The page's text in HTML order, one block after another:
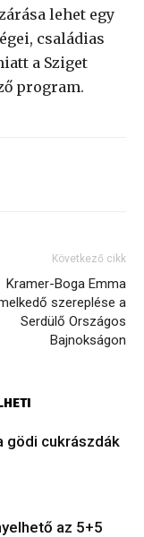
lehet egy
családias
a Sziget
program.
Következő cikk
Kramer-Boga Emma
szereplése a
Serdülő Országos
Bajnokságon
gödi cukrászdák
az 5+5